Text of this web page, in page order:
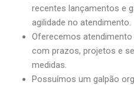
recentes lançamentos e
agilidade no atendimento.
Oferecemos
com prazos, projetos e
medidas.
Possuímos um galpão